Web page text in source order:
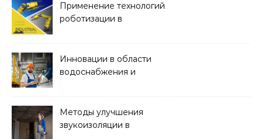
Применение технологий
роботизации в
Инновации в области
водоснабжения и
Методы улучшения
звукоизоляции в